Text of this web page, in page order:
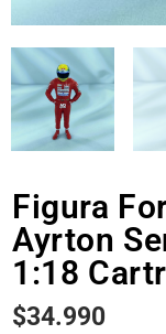
Figura
Ayrton
1:18
$34.990